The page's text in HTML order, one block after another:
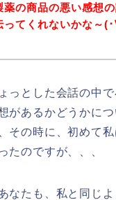
薬の商品の悪い感想
ってくれないかな～(
っとした会話の中
があるかどうかに
その時に、初めて
たのですが、、、
なたも、私と同じ